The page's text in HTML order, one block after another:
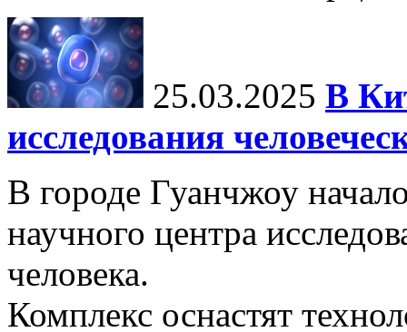
25.03.2025 В
исследования
В городе Гуанчжоу
научного центра
человека.
Комплекс оснастят